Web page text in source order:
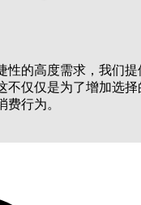
性的高度需求，我们提
不仅仅是为了增加选择
行为。